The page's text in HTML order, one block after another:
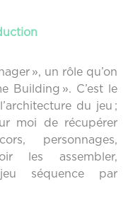
», un rôle qu’on
Building ». C’est le
du jeu ;
moi de récupérer
personnages,
les assembler,
séquence par